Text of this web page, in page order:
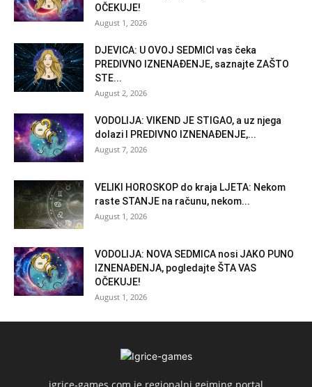
OČEKUJE!
August 1, 2026
DJEVICA: U OVOJ SEDMICI vas čeka
PREDIVNO IZNENAĐENJE, saznajte ZAŠTO
STE...
August 2, 2026
VODOLIJA: VIKEND JE STIGAO, a uz njega
dolazi I PREDIVNO IZNENAĐENJE,...
August 7, 2026
VELIKI HOROSKOP do kraja LJETA: Nekom
raste STANJE na računu, nekom...
August 1, 2026
VODOLIJA: NOVA SEDMICA nosi JAKO PUNO
IZNENAĐENJA, pogledajte ŠTA VAS
OČEKUJE!
August 1, 2026